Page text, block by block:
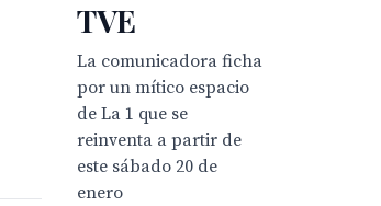
TVE
La comunicadora ficha
por un mítico espacio
de La 1 que se
reinventa a partir de
este sábado 20 de
enero